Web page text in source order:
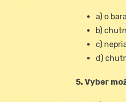
a) o
b)
c)
d)
5. Vyber